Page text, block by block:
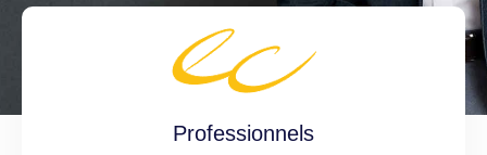
Professionnels